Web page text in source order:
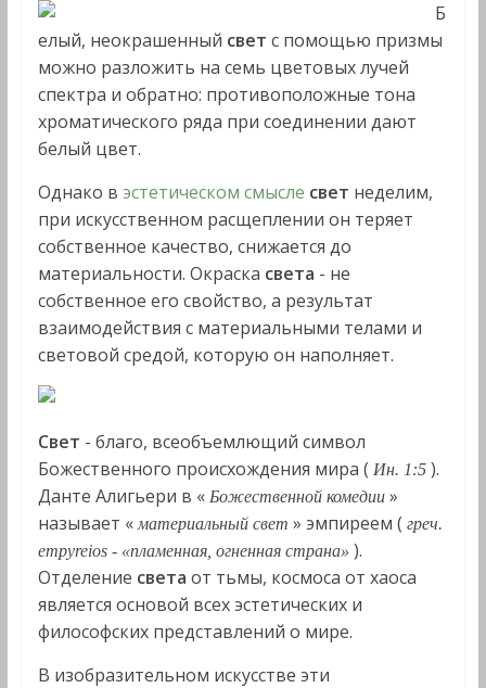
Б
елый, неокрашенный свет с помощью призмы
можно разложить на семь цветовых лучей
спектра и обратно: противоположные тона
хроматического ряда при соединении дают
белый цвет.
Однако в эстетическом смысле свет неделим,
при искусственном расщеплении он теряет
собственное качество, снижается до
материальности. Окраска света - не
собственное его свойство, а результат
взаимодействия с материальными телами и
световой средой, которую он наполняет.
Свет - благо, всеобъемлющий символ
Божественного происхождения мира ( Ин. 1:5 ).
Данте Алигьери в « Божественной комедии »
называет «материальный свет » эмпиреем ( греч.
empyreios - «пламенная, огненная страна» ).
Отделение света от тьмы, космоса от хаоса
является основой всех эстетических и
философских представлений о мире.
В изобразительном искусстве эти